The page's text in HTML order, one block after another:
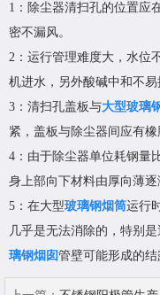
1：除尘器清扫孔的位置应
密不漏风。
2：运行管理难度大，水位
机进水，另外酸碱中和不易
3：清扫孔盖板与大型玻璃
紧，盖板与除尘器间应有橡
4：由于除尘器单位耗钢量
身上部向下材料由厚向薄逐
5：在大型玻璃钢烟筒运行
几乎是无法消除的，特别
璃钢烟囱管壁可能形成的结